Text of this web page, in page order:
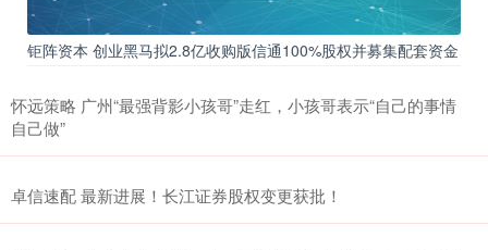
钜阵资本 创业黑马拟2.8亿收购版信通100%股权并募集配套资金
怀远策略 广州“最强背影小孩哥”走红，小孩哥表示“自己的事情
自己做”
卓信速配 最新进展！长江证券股权变更获批！